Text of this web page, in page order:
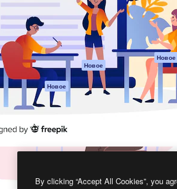
ИИ
Генератор голоса
на основе ИИ
Стоковый контент
MCP для
Claude/ChatGPT
Новое
Агенты Новое
приложение
Magnific
Условия и
положения
Политика
Оригиналы Новое
Политика
cookie
Центр доверия
By clicking “Accept All Cookies”, you